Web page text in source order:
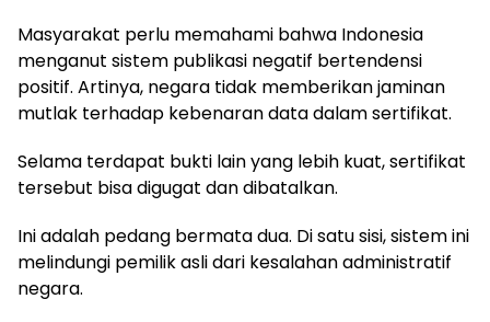
Masyarakat perlu memahami bahwa Indonesia
menganut sistem publikasi negatif bertendensi
positif. Artinya, negara tidak memberikan jaminan
mutlak terhadap kebenaran data dalam sertifikat.
Selama terdapat bukti lain yang lebih kuat, sertifikat
tersebut bisa digugat dan dibatalkan.
Ini adalah pedang bermata dua. Di satu sisi, sistem ini
melindungi pemilik asli dari kesalahan administratif
negara.